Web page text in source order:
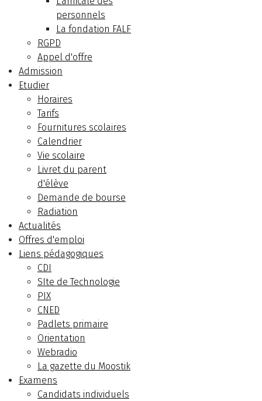
personnels
La fondation FALF
RGPD
Appel d'offre
Admission
Etudier
Horaires
Tarifs
Fournitures scolaires
Calendrier
Vie scolaire
Livret du parent
d'élève
Demande de bourse
Radiation
Actualités
Offres d'emploi
Liens pédagogiques
CDI
SIte de Technologie
PIX
CNED
Padlets primaire
Orientation
Webradio
La gazette du Moostik
Examens
Candidats individuels